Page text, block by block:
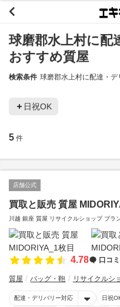
球磨郡水上村に配
おすすめ質屋
検索条件 球磨郡水上村に配達・デ
日祝OK
5 件
店舗公式
買取と販売 質屋
川越 銀座 質屋 リサイクルショップ ブ
4.78 口コミ
質屋 バッグ・鞄 リサイクルシ
配達・デリバリー対応 日祝